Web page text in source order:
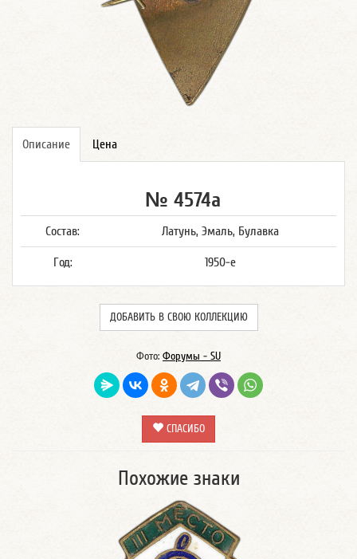
Описание Цена
№ 4574а
Состав: Латунь, Эмаль, Булавка
Год: 1950-е
ДОБАВИТЬ В СВОЮ КОЛЛЕКЦИЮ
Фото: Форумы - SU
СПАСИБО
Похожие знаки